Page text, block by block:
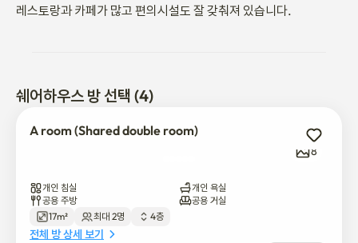
레스토랑과 카페가 많고 편의시설도 잘 갖춰져 있습니다.
쉐어하우스 방 선택 (4)
A room (Shared double room)
8
개인 침실
개인 욕실
공용 주방
공용 거실
17m²
최대 2명 4층
전체 방 상세 보기